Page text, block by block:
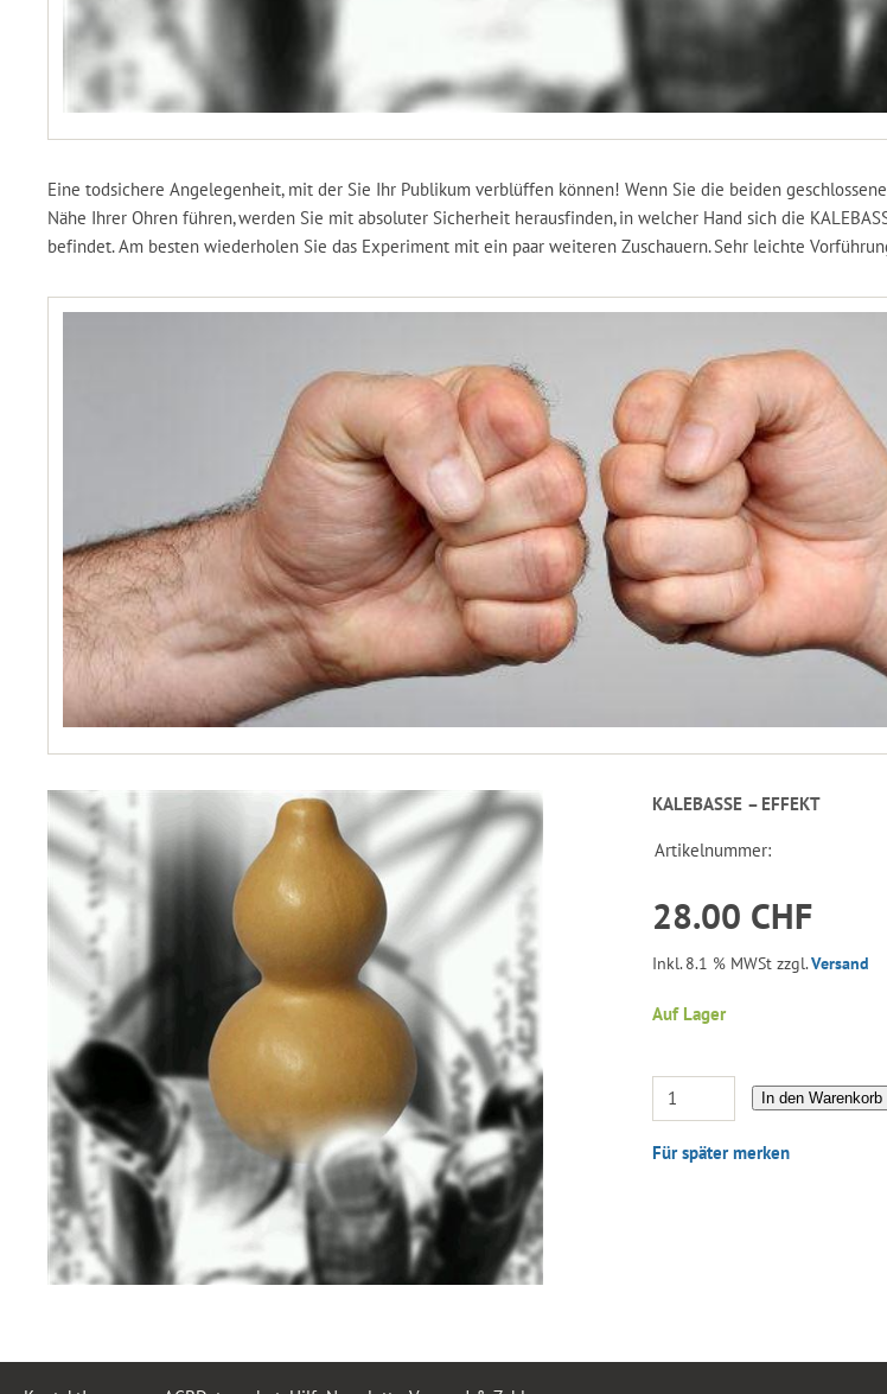
Eine todsichere Angelegenheit, mit der Sie Ihr Publikum verblüffen können! Wenn Sie die beiden
Nähe Ihrer Ohren führen, werden Sie mit absoluter Sicherheit herausfinden, in welcher Hand sich die
befindet. Am besten wiederholen Sie das Experiment mit ein paar weiteren Zuschauern. Sehr leichte
KALEBASSE – EFFEKT
Artikelnummer:
28.00 CHF
Inkl. 8.1 % MWSt zzgl.Versand
Auf Lager
In den Warenkorb
Für später merken